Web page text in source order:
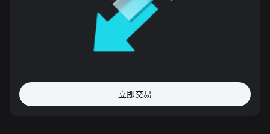
立即交易